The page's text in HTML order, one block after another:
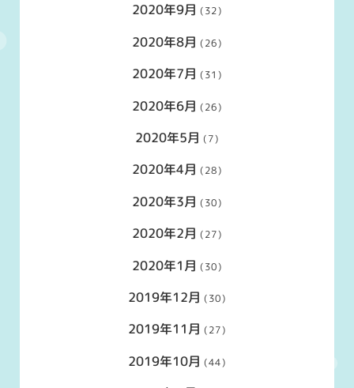
2020年9月 (32)
2020年8月 (26)
2020年7月 (31)
2020年6月 (26)
2020年5月 (7)
2020年4月 (28)
2020年3月 (30)
2020年2月 (27)
2020年1月 (30)
2019年12月 (30)
2019年11月 (27)
2019年10月 (44)